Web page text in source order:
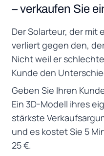
– verkaufen Sie
Der Solarteur, der mit
verliert gegen den,
Nicht weil er
Kunde den
Geben Sie Ihren
Ein 3D-Modell ihres
stärkste
und es kostet Sie 5
25 €.